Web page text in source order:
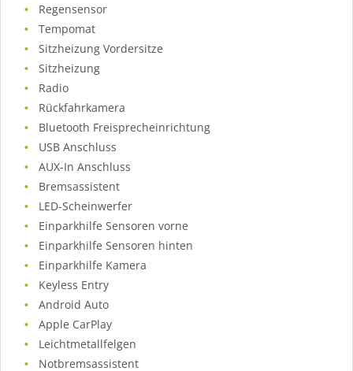
Regensensor
Tempomat
Sitzheizung Vordersitze
Sitzheizung
Radio
Rückfahrkamera
Bluetooth Freisprecheinrichtung
USB Anschluss
AUX-In Anschluss
Bremsassistent
LED-Scheinwerfer
Einparkhilfe Sensoren vorne
Einparkhilfe Sensoren hinten
Einparkhilfe Kamera
Keyless Entry
Android Auto
Apple CarPlay
Leichtmetallfelgen
Notbremsassistent